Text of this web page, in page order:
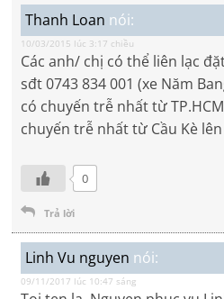
Thanh Loan nói:
10/03/2015 lúc 3:17 chiều
Các anh/ chị có thể liên lạc
sđt 0743 834 001 (xe Năm
có chuyến trễ nhất từ
chuyến trễ nhất từ Cầu Kè
0
Trả lời
Linh Vu nguyen nói:
09/11/2017 lúc 10:47 sáng